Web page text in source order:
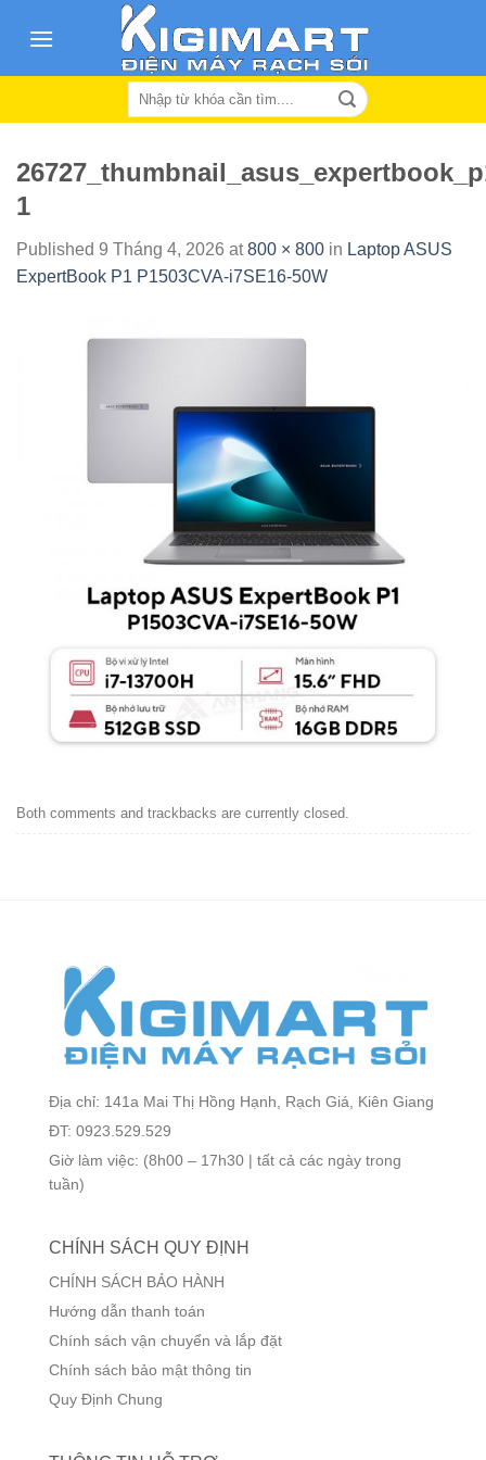
Search
1
Published 9 Tháng 4, 2026 at800 × 800 in Laptop ASUS
ExpertBook P1 P1503CVA-i7SE16-50W
Both comments and trackbacks are currently closed.
Địa chỉ: 141a Mai Thị Hồng Hạnh, Rạch Giá, Kiên Giang
ĐT: 0923.529.529
Giờ làm việc: (8h00 – 17h30 | tất cả các ngày trong
tuần)
CHÍNH SÁCH QUY ĐỊNH
CHÍNH SÁCH BẢO HÀNH
Hướng dẫn thanh toán
Chính sách vận chuyển và lắp đặt
Chính sách bảo mật thông tin
Quy Định Chung